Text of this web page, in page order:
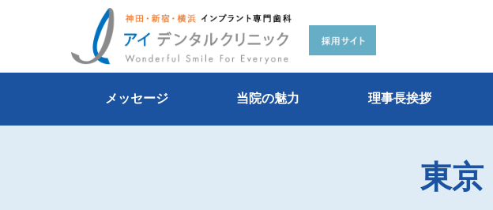
メッセージ 当院の魅力 理事長挨拶
歯科助手
東京・神田医院
東京